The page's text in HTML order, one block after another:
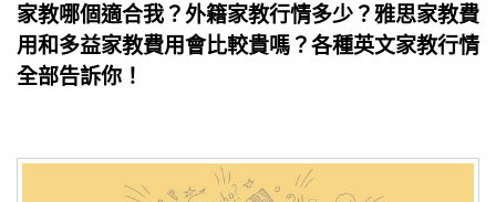
家教哪個適合我？外籍家教行情多少？雅思家教費
用和多益家教費用會比較貴嗎？各種英文家教行情
全部告訴你！